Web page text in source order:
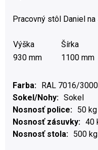
Pracovný stôl Daniel
Výška Šírka
930 mm
1100 mm
Farba
RAL 7016/
Sokel/Nohy
Sokel
Nosnosť police
50 kg
Nosnosť zásuvky
40
Nosnosť stola
500 kg